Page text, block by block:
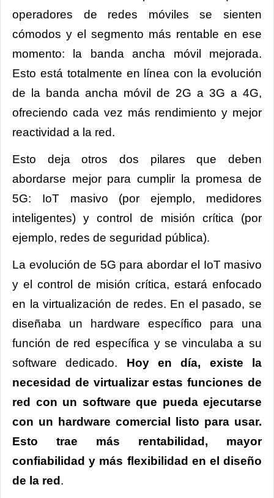
operadores de redes móviles se sienten
cómodos y el segmento más rentable en ese
momento: la banda ancha móvil mejorada.
Esto está totalmente en línea con la evolución
de la banda ancha móvil de 2G a 3G a 4G,
ofreciendo cada vez más rendimiento y mejor
reactividad a la red.
Esto deja otros dos pilares que deben
abordarse mejor para cumplir la promesa de
5G: IoT masivo (por ejemplo, medidores
inteligentes) y control de misión crítica (por
ejemplo, redes de seguridad pública).
La evolución de 5G para abordar el IoT masivo
y el control de misión crítica, estará enfocado
en la virtualización de redes. En el pasado, se
diseñaba un hardware específico para una
función de red específica y se vinculaba a su
software dedicado. Hoy en día, existe la
necesidad de virtualizar estas funciones de
red con un software que pueda ejecutarse
con un hardware comercial listo para usar.
Esto trae más rentabilidad, mayor
confiabilidad y más flexibilidad en el diseño
de la red .